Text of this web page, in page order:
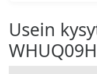
Usein